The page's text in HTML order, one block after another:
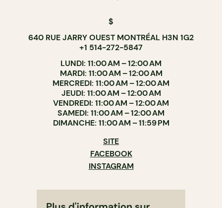
$
640 RUE JARRY OUEST MONTRÉAL H3N 1G2
+1 514-272-5847
LUNDI: 11:00 AM – 12:00 AM
MARDI: 11:00 AM – 12:00 AM
MERCREDI: 11:00 AM – 12:00 AM
JEUDI: 11:00 AM – 12:00 AM
VENDREDI: 11:00 AM – 12:00 AM
SAMEDI: 11:00 AM – 12:00 AM
DIMANCHE: 11:00 AM – 11:59 PM
SITE
FACEBOOK
INSTAGRAM